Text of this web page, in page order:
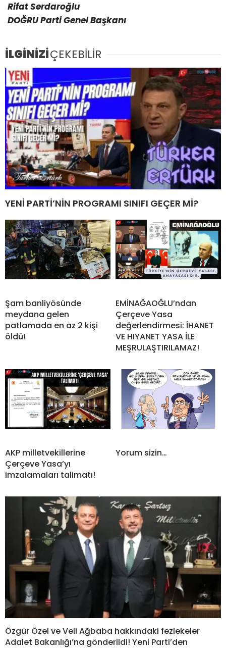
Rifat Serdaroğlu
DOĞRU Parti Genel Başkanı
İLGİNİZİÇEKEBİLİR
YENİ PARTİ’NİN PROGRAMI SINIFI GEÇER Mİ?
Şam banliyösünde
meydana gelen
patlamada en az 2 kişi
öldü!
EMİNAĞAOĞLU’ndan
Çerçeve Yasa
değerlendirmesi: İHANET
VE HIYANET YASA İLE
MEŞRULAŞTIRILAMAZ!
AKP milletvekillerine
Çerçeve Yasa’yı
imzalamaları talimatı!
Yorum sizin…
Özgür Özel ve Veli Ağbaba hakkındaki fezlekeler
Adalet Bakanlığı’na gönderildi! Yeni Parti’den